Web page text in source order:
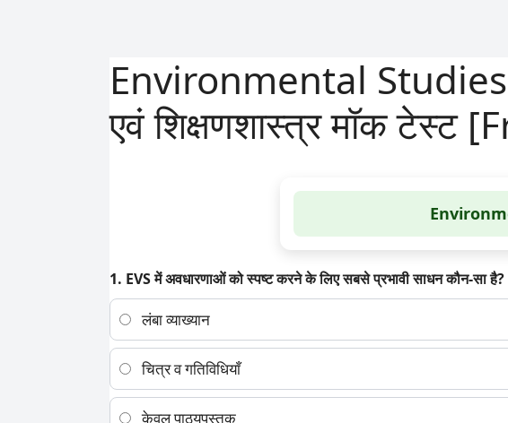
Environmental Studies
एवं शिक्षणशास्त्र मॉक टेस्ट
1. EVS में अवधारणाओं को स्पष्ट करने के लिए सबसे प्रभावी साधन कौन-सा है?
लंबा व्याख्यान
चित्र व गतिविधियाँ
केवल पाठ्यपुस्तक